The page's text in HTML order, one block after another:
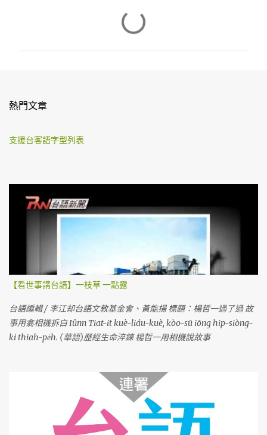
熱門文章
支援台客語字型列表
【看世事講台語】一枝草 一點露
台語編輯 / 李江却台語文教基金會、黃能揚 標題：楊哲一過了過 故
事用翕相機拆白 Iûnn Tiat-it kuè-liáu-kuè, kòo-sū iōng hip-siòng-
ki thiah-pe̍h. (華語)歷經生命淬鍊 楊哲一用相機說故事